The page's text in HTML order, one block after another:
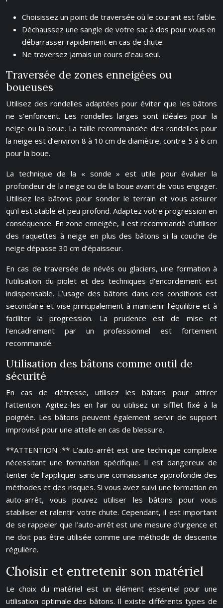
Choisissez un point de traversée où le courant est faible.
Déchaussez une sangle de votre sac à dos pour vous en
débarrasser rapidement en cas de chute.
Ne traversez jamais un cours d’eau seul.
Traversée de zones enneigées ou
boueuses
Utilisez des rondelles adaptées pour éviter que les bâtons
ne s’enfoncent. Les rondelles larges sont idéales pour la
neige ou la boue. La taille recommandée des rondelles pour
la neige est d’environ 8 à 10 cm de diamètre, contre 5 à 6 cm
pour la boue.
La technique de la « sonde » est utile pour évaluer la
profondeur de la neige ou de la boue avant de vous engager.
Utilisez les bâtons pour sonder le terrain et vous assurer
qu’il est stable et peu profond. Adaptez votre progression en
conséquence. En zone enneigée, il est recommandé d’utiliser
des raquettes à neige en plus des bâtons si la couche de
neige dépasse 30 cm d’épaisseur.
En cas de traversée de névés ou glaciers, une formation à
l’utilisation du piolet et des techniques d’encordement est
indispensable. L’usage des bâtons dans ces conditions est
secondaire et vise principalement à maintenir l’équilibre et à
faciliter la progression. La prudence est de mise et
l’encadrement par un professionnel est fortement
recommandé.
Utilisation des bâtons comme outil de
sécurité
En cas de détresse, utilisez les bâtons pour attirer
l’attention. Agitez-les en l’air ou utilisez un sifflet fixé à la
poignée. Les bâtons peuvent également servir de support
improvisé pour une attelle en cas de blessure.
**ATTENTION :** L’auto-arrêt est une technique complexe
nécessitant une formation spécifique. Il est dangereux de
tenter de l’appliquer sans une connaissance approfondie des
méthodes et des risques. Si vous avez suivi une formation en
auto-arrêt, vous pouvez utiliser les bâtons pour vous
stabiliser et ralentir votre chute. Cependant, il est important
de se rappeler que l’auto-arrêt est une mesure d’urgence et
ne doit pas être utilisée comme une méthode de descente
régulière.
Choisir et entretenir son matériel
Le choix du matériel est un élément essentiel pour une
utilisation optimale des bâtons. Il existe différents types de